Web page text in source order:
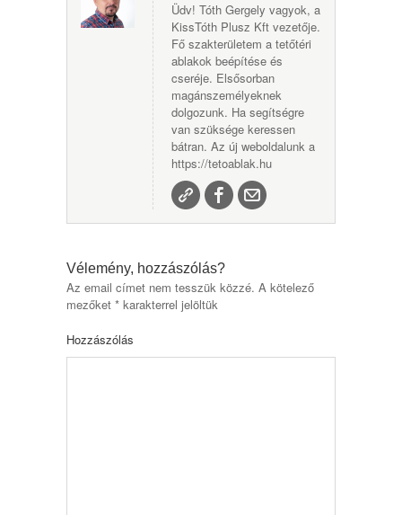
Üdv! Tóth Gergely vagyok, a
KissTóth Plusz Kft vezetője.
Fő szakterületem a tetőtéri
ablakok beépítése és
cseréje. Elsősorban
magánszemélyeknek
dolgozunk. Ha segítségre
van szüksége keressen
bátran. Az új weboldalunk a
https://tetoablak.hu
Vélemény, hozzászólás?
Az email címet nem tesszük közzé. A kötelező
mezőket * karakterrel jelöltük
Hozzászólás